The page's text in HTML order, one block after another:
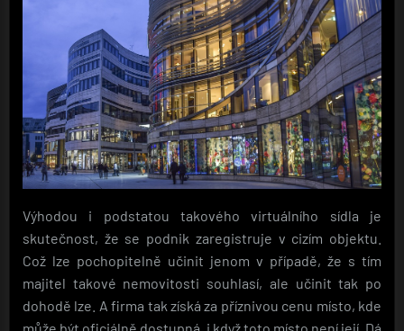
Výhodou i podstatou takového virtuálního sídla je
skutečnost, že se podnik zaregistruje v cizím objektu.
Což lze pochopitelně učinit jenom v případě, že s tím
majitel takové nemovitosti souhlasí, ale učinit tak po
dohodě lze. A firma tak získá za příznivou cenu místo, kde
může být oficiálně dostupná, i když toto místo není její. Dá